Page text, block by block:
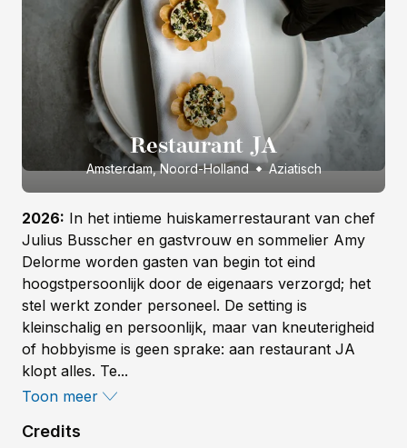
Restaurant JA
Amsterdam, Noord-Holland Aziatisch
2026: In het intieme huiskamerrestaurant van chef
Julius Busscher en gastvrouw en sommelier Amy
Delorme worden gasten van begin tot eind
hoogstpersoonlijk door de eigenaars verzorgd; het
stel werkt zonder personeel. De setting is
kleinschalig en persoonlijk, maar van kneuterigheid
of hobbyisme is geen sprake: aan restaurant JA
klopt alles. Te...
Toon meer
Credits